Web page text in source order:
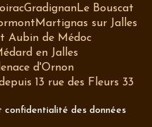
GradignanLe Bouscat
Martignas sur Jalles
Aubin de Médoc
en Jalles
d'Ornon
13 rue des Fleurs 33
des données